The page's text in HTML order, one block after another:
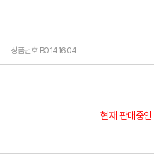
상품번호 B0141604
현재 판매중